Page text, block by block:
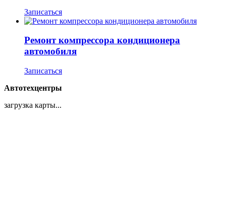
Записаться
Ремонт компрессора кондиционера
автомобиля
Записаться
Автотехцентры
загрузка карты...